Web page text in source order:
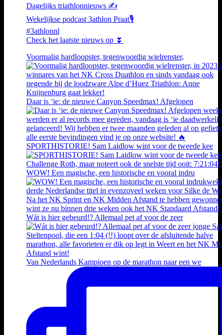
Dagelijks triathlonnieuws ✍️
Wekelijkse podcast 3athlon Praat🎙️
#3athlonnl
Check het laatste nieuws op ⏬
Voormalig hardloopster, tegenwoordig wielrenster,
Daar is ‘ie: de nieuwe Canyon Speedmax! Afgelopen
SPORTHISTORIE! Sam Laidlow wint voor de tweede kee
WOW! Een magische, een historische en vooral indru
Wát is hier gebeurd!? Allemaal pet af voor de zeer
Van Nederlands Kampioen op de marathon naar een we